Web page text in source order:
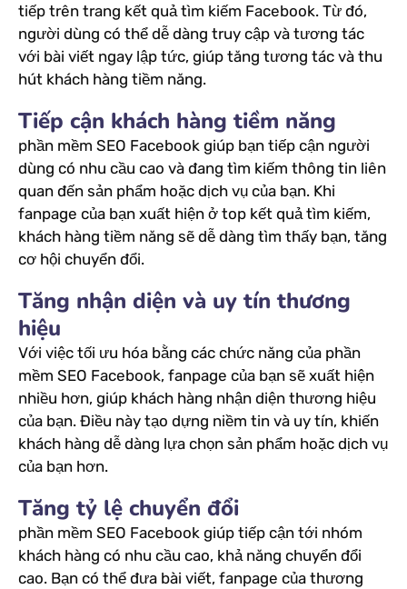
tiếp trên trang kết quả tìm kiếm Facebook. Từ đó,
người dùng có thể dễ dàng truy cập và tương tác
với bài viết ngay lập tức, giúp tăng tương tác và thu
hút khách hàng tiềm năng.
Tiếp cận khách hàng tiềm năng
phần mềm SEO Facebook giúp bạn tiếp cận người
dùng có nhu cầu cao và đang tìm kiếm thông tin liên
quan đến sản phẩm hoặc dịch vụ của bạn. Khi
fanpage của bạn xuất hiện ở top kết quả tìm kiếm,
khách hàng tiềm năng sẽ dễ dàng tìm thấy bạn, tăng
cơ hội chuyển đổi.
Tăng nhận diện và uy tín thương
hiệu
Với việc tối ưu hóa bằng các chức năng của phần
mềm SEO Facebook, fanpage của bạn sẽ xuất hiện
nhiều hơn, giúp khách hàng nhận diện thương hiệu
của bạn. Điều này tạo dựng niềm tin và uy tín, khiến
khách hàng dễ dàng lựa chọn sản phẩm hoặc dịch vụ
của bạn hơn.
Tăng tỷ lệ chuyển đổi
phần mềm SEO Facebook giúp tiếp cận tới nhóm
khách hàng có nhu cầu cao, khả năng chuyển đổi
cao. Bạn có thể đưa bài viết, fanpage của thương